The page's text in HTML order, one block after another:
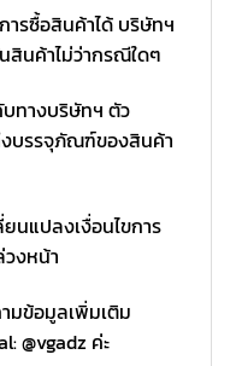
รซื้อสินค้าได้ บริษัทฯ
สินค้าไม่ว่ากรณีใดๆ
ทางบริษัทฯ ตัว
บรรจุภัณฑ์ของสินค้า
นแปลงเงื่อนไขการ
งหน้า
มข้อมูลเพิ่มเติม
@vgadz ค่ะ